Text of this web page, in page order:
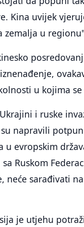
Kina uvijek
zemalja u
u kojima
i ruske
napravili
u evropskim
Ruskom
neće sarađivati
je utjehu